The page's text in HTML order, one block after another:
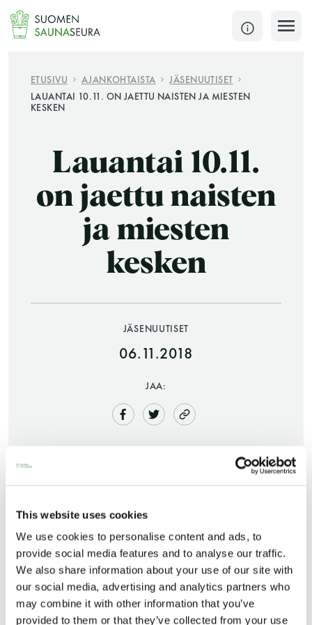
This website uses cookies
We use cookies to personalise content and ads, to
provide social media features and to analyse our traffic.
We also share information about your use of our site with
our social media, advertising and analytics partners who
may combine it with other information that you’ve
provided to them or that they’ve collected from your use
Siirry
sisältöön
SULJE
Jokaisen kuun 1. lauantai on jaettu ja jokaisen kuun
KATSO TARKEMMAT AUKIOLOAJAT
JÄSENSIVUT
Saunatalo on avoinna
-Naisten päivät ovat maanantai ja
torstai
ETUSIVU AJANKOHTAISTA
JÄSENUUTISET
LAUANTAI 10.11. ON JAETTU NAISTEN JA MIESTEN
KESKEN
Lauantai 10.11.
on jaettu naisten
ja miesten
kesken
JÄSENUUTISET
06.11.2018
JAA:
Marraskuun jaettu lauantai osuu tämän viikon
lauantaille 10.11.2018. Viime viikolla vietettiin
pyhäinpäivää, mistä johtuen Saunatalo oli kiinni ja